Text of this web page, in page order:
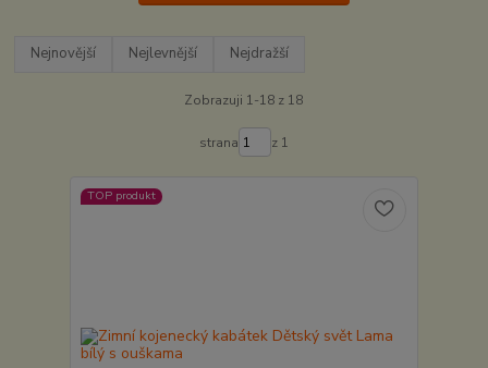
Nejnovější Nejlevnější Nejdražší
Zobrazuji 1-18 z 18
strana z 1
TOP produkt